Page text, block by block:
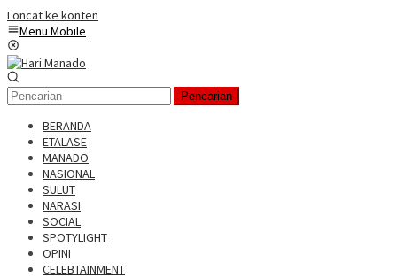
Loncat ke konten
Menu Mobile
Pencarian
BERANDA
ETALASE
MANADO
NASIONAL
SULUT
NARASI
SOCIAL
SPOTYLIGHT
OPINI
CELEBTAINMENT